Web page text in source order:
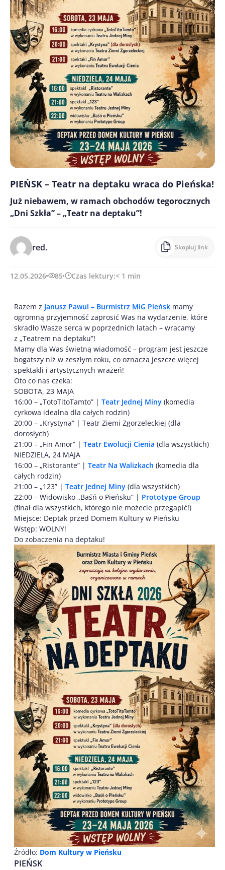
PIEŃSK – Teatr na deptaku wraca do Pieńska!
Już niebawem, w ramach obchodów tegorocznych
„Dni Szkła” – „Teatr na deptaku”!
red. Skopiuj link
12.05.2026 85 Czas lektury:< 1 min
Razem z Janusz Pawul – Burmistrz MiG Pieńsk mamy
ogromną przyjemność zaprosić Was na wydarzenie, które
skradło Wasze serca w poprzednich latach – wracamy
z „Teatrem na deptaku”!
Mamy dla Was świetną wiadomość – program jest jeszcze
bogatszy niż w zeszłym roku, co oznacza jeszcze więcej
spektakli i artystycznych wrażeń!
Oto co nas czeka:
SOBOTA, 23 MAJA
16:00 – „TotoTitoTamto” | Teatr Jednej Miny (komedia
cyrkowa idealna dla całych rodzin)
20:00 – „Krystyna” | Teatr Ziemi Zgorzeleckiej (dla
dorosłych)
21:00 – „Fin Amor” | Teatr Ewolucji Cienia (dla wszystkich)
NIEDZIELA, 24 MAJA
16:00 – „Ristorante” | Teatr Na Walizkach (komedia dla
całych rodzin)
21:00 – „123” | Teatr Jednej Miny (dla wszystkich)
22:00 – Widowisko „Baśń o Pieńsku” | Prototype Group
(finał dla wszystkich, którego nie możecie przegapić!)
Miejsce: Deptak przed Domem Kultury w Pieńsku
Wstęp: WOLNY!
Do zobaczenia na deptaku!
Źródło: Dom Kultury w Pieńsku
PIEŃSK